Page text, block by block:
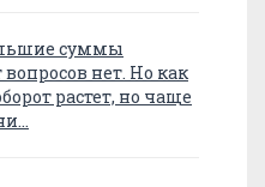
суммы
нет. Но как
растет, но чаще